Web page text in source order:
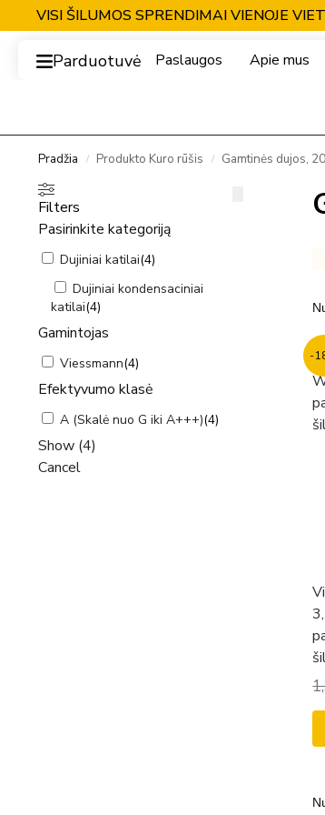
VISI ŠILUMOS SPRENDIMAI VIENOJE
Parduotuvė Paslaugos Apie mus
Pradžia / Produkto Kuro rūšis / Gamtinės dujos,
-
Filters
Pasirinkite kategoriją
Dujiniai katilai(4)
Dujiniai kondensaciniai
katilai(4)
Gamintojas
Viessmann(4)
Efektyvumo klasė
A (Skalė nuo G iki A+++)(4)
Show (4)
Cancel